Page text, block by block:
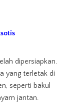
dipersiapkan.
yang terletak di
seperti bakul
jantan.